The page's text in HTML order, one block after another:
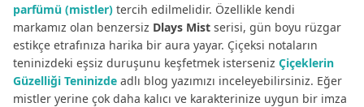
parfümü (mistler) tercih edilmelidir. Özellikle kendi
markamız olan benzersiz Dlays Mist serisi, gün boyu rüzgar
estikçe etrafınıza harika bir aura yayar. Çiçeksi notaların
teninizdeki eşsiz duruşunu keşfetmek isterseniz Çiçeklerin
Güzelliği Teninizde adlı blog yazımızı inceleyebilirsiniz. Eğer
mistler yerine çok daha kalıcı ve karakterinize uygun bir imza